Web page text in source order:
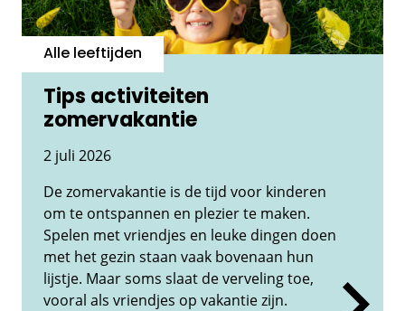
Tips activiteiten
zomervakantie
Alle leeftijden
2 juli 2026
De zomervakantie is de tijd voor kinderen
om te ontspannen en plezier te maken.
Spelen met vriendjes en leuke dingen doen
met het gezin staan vaak bovenaan hun
lijstje. Maar soms slaat de verveling toe,
vooral als vriendjes op vakantie zijn.